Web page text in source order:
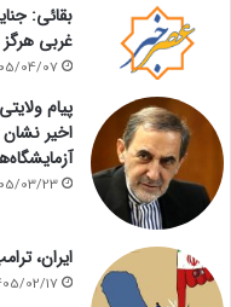
بقائی:
غربی
04/07
پیام
اخیر
03/23
ایران،
02/17